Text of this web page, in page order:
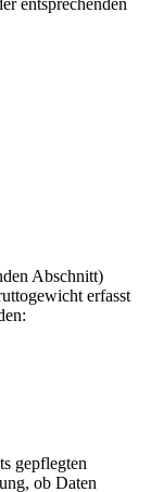
entsprechenden
Abschnitt)
erfasst
gepflegten
ob Daten